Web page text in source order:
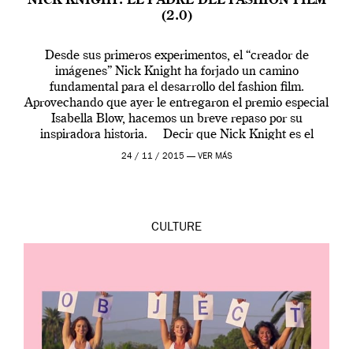
(2.0)
Desde sus primeros experimentos, el “creador de
imágenes” Nick Knight ha forjado un camino
fundamental para el desarrollo del fashion film.
Aprovechando que ayer le entregaron el premio especial
Isabella Blow, hacemos un breve repaso por su
inspiradora historia. Decir que Nick Knight es el
padre de este género cinematográfico sería faltar a la
24 / 11 / 2015 — VER MÁS
CULTURE